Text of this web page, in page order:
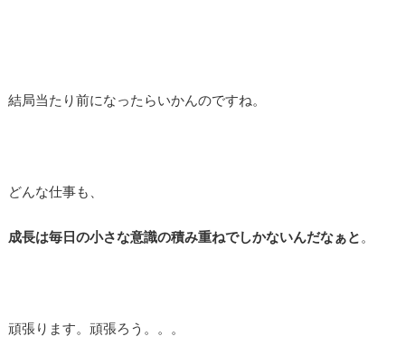
結局当たり前になったらいかんのですね。
どんな仕事も、
成長は毎日の小さな意識の積み重ねでしかないんだなぁと 。
頑張ります。頑張ろう。。。